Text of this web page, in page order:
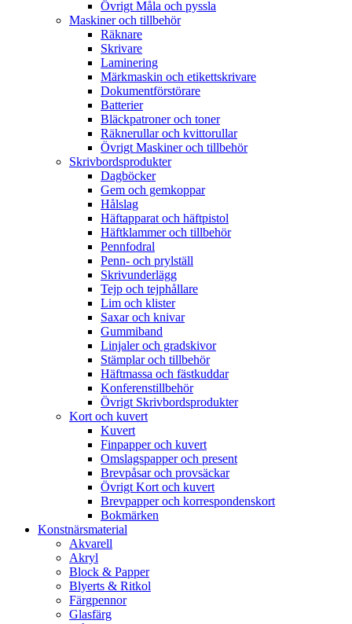
Övrigt Måla och pyssla
Maskiner och tillbehör
Räknare
Skrivare
Laminering
Märkmaskin och etikettskrivare
Dokumentförstörare
Batterier
Bläckpatroner och toner
Räknerullar och kvittorullar
Övrigt Maskiner och tillbehör
Skrivbordsprodukter
Dagböcker
Gem och gemkoppar
Hålslag
Häftapparat och häftpistol
Häftklammer och tillbehör
Pennfodral
Penn- och prylställ
Skrivunderlägg
Tejp och tejphållare
Lim och klister
Saxar och knivar
Gummiband
Linjaler och gradskivor
Stämplar och tillbehör
Häftmassa och fästkuddar
Konferenstillbehör
Övrigt Skrivbordsprodukter
Kort och kuvert
Kuvert
Finpapper och kuvert
Omslagspapper och present
Brevpåsar och provsäckar
Övrigt Kort och kuvert
Brevpapper och korrespondenskort
Bokmärken
Konstnärsmaterial
Akvarell
Akryl
Block & Papper
Blyerts & Ritkol
Färgpennor
Glasfärg